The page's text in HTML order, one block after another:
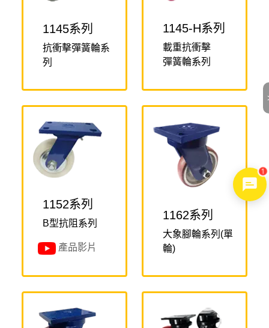
1145系列
抗衝擊彈簧輪系
列
1145-H系列
載重抗衝擊
彈簧輪系列
1152系列
B型抗阻系列
產品影片
1162系列
大象腳輪系列(單
輪)
1